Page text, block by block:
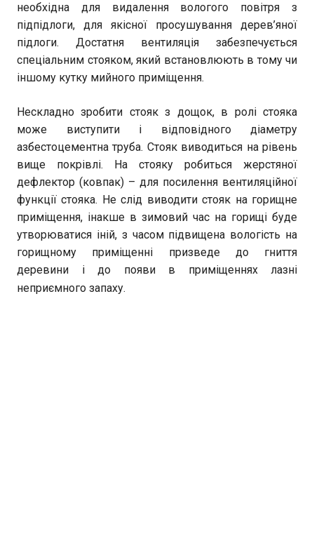
необхідна для видалення вологого повітря з
підпідлоги, для якісної просушування дерев’яної
підлоги. Достатня вентиляція забезпечується
спеціальним стояком, який встановлюють в тому чи
іншому кутку мийного приміщення.
Нескладно зробити стояк з дощок, в ролі стояка
може виступити і відповідного діаметру
азбестоцементна труба. Стояк виводиться на рівень
вище покрівлі. На стояку робиться жерстяної
дефлектор (ковпак) – для посилення вентиляційної
функції стояка. Не слід виводити стояк на горищне
приміщення, інакше в зимовий час на горищі буде
утворюватися іній, з часом підвищена вологість на
горищному приміщенні призведе до гниття
деревини і до появи в приміщеннях лазні
неприємного запаху.